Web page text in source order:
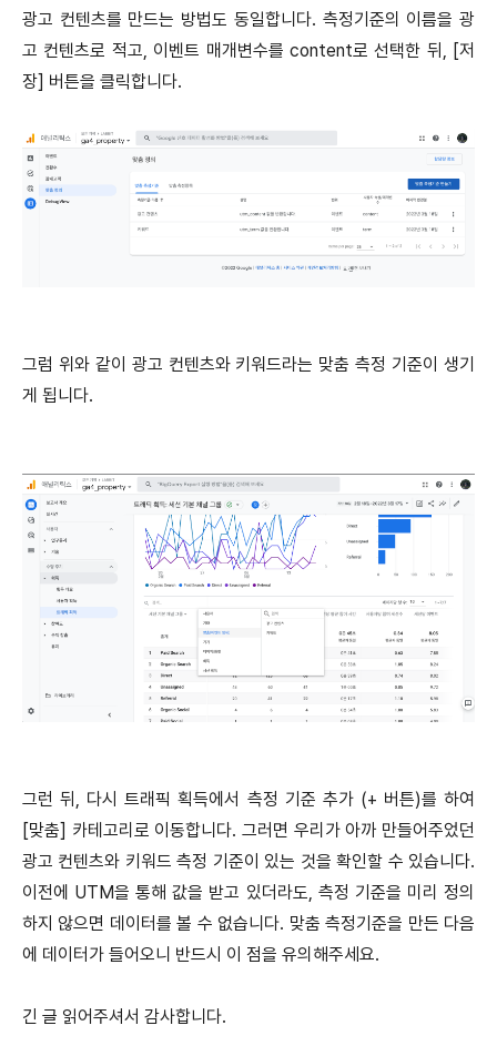
광고 컨텐츠를 만드는 방법도 동일합니다. 측정기준의 이름을 광
고 컨텐츠로 적고, 이벤트 매개변수를 content로 선택한 뒤, [저
장] 버튼을 클릭합니다.
그럼 위와 같이 광고 컨텐츠와 키워드라는 맞춤 측정 기준이 생기
게 됩니다.
그런 뒤, 다시 트래픽 획득에서 측정 기준 추가 (+ 버튼)를 하여
[맞춤] 카테고리로 이동합니다. 그러면 우리가 아까 만들어주었던
광고 컨텐츠와 키워드 측정 기준이 있는 것을 확인할 수 있습니다.
이전에 UTM을 통해 값을 받고 있더라도, 측정 기준을 미리 정의
하지 않으면 데이터를 볼 수 없습니다. 맞춤 측정기준을 만든 다음
에 데이터가 들어오니 반드시 이 점을 유의해주세요.
긴 글 읽어주셔서 감사합니다.